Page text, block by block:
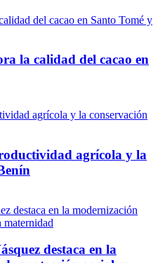
la calidad del cacao en
agrícola y la
destaca en la